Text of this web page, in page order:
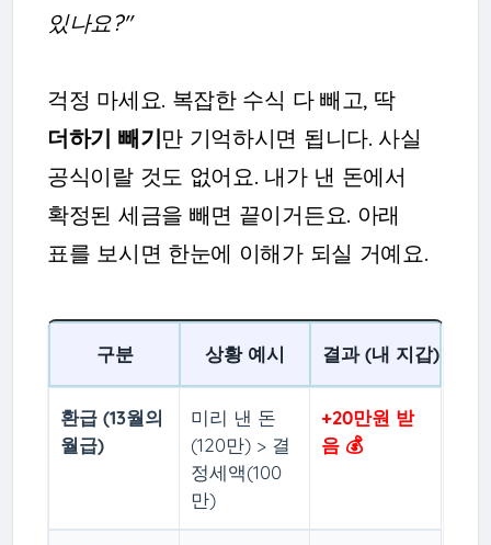
있나요?"
걱정 마세요. 복잡한 수식 다 빼고, 딱
더하기 빼기만 기억하시면 됩니다. 사실
공식이랄 것도 없어요. 내가 낸 돈에서
확정된 세금을 빼면 끝이거든요. 아래
표를 보시면 한눈에 이해가 되실 거예요.
구분 상황 예시 결과 (내 지갑)
환급 (13월의
월급)
미리 낸 돈
(120만) > 결
정세액(100
만)
+20만원 받
음 💰